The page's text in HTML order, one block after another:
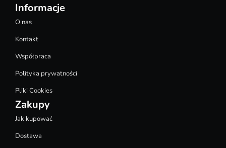
Informacje
O nas
Kontakt
Współpraca
Polityka prywatności
Pliki Cookies
Zakupy
Jak kupować
Dostawa